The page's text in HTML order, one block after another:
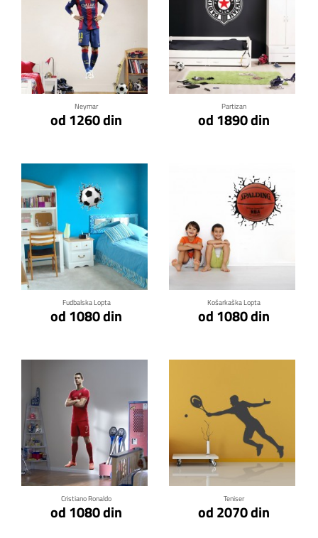
Neymar
od 1260 din
Klikni za detalje
Partizan
od 1890 din
Klikni za detalje
Fudbalska Lopta
od 1080 din
Klikni za detalje
Košarkaška Lopta
od 1080 din
Klikni za detalje
Cristiano Ronaldo
od 1080 din
Klikni za detalje
Teniser
od 2070 din
Klikni za detalje